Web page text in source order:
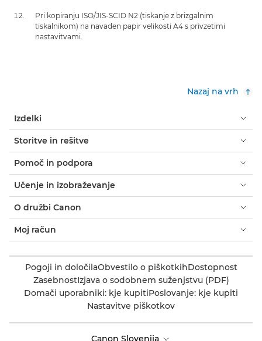
Pri kopiranju ISO/JIS-SCID N2 (tiskanje z brizgalnim
tiskalnikom) na navaden papir velikosti A4 s privzetimi
nastavitvami.
Nazaj na vrh
Izdelki
Storitve in rešitve
Pomoč in podpora
Učenje in izobraževanje
O družbi Canon
Moj račun
Pogoji in določilaObvestilo o piškotkihDostopnost
ZasebnostIzjava o sodobnem suženjstvu (PDF)
Domači uporabniki: kje kupitiPoslovanje: kje kupiti
Nastavitve piškotkov
Canon Slovenija